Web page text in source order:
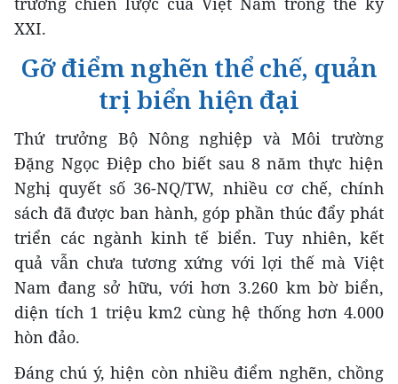
XXI.
Gỡ điểm nghẽn thể chế, quản
trị biển hiện đại
Thứ trưởng Bộ Nông nghiệp và Môi trường
Đặng Ngọc Điệp cho biết sau 8 năm thực hiện
Nghị quyết số 36-NQ/TW, nhiều cơ chế, chính
sách đã được ban hành, góp phần thúc đẩy phát
triển các ngành kinh tế biển. Tuy nhiên, kết
quả vẫn chưa tương xứng với lợi thế mà Việt
Nam đang sở hữu, với hơn 3.260 km bờ biển,
diện tích 1 triệu km2 cùng hệ thống hơn 4.000
hòn đảo.
Đáng chú ý, hiện còn nhiều điểm nghẽn, chồng